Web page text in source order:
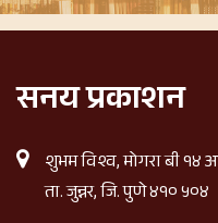
सनय प्रकाशन
शुभम विश्व, मोगरा बी १४
ता. जुन्नर, जि. पुणे ४१० ५०४